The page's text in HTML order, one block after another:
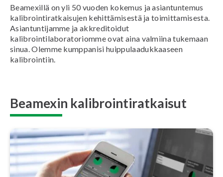
Beamexillä on yli 50 vuoden kokemus ja asiantuntemus
kalibrointiratkaisujen kehittämisestä ja toimittamisesta.
Asiantuntijamme ja akkreditoidut
kalibrointilaboratoriomme ovat aina valmiina tukemaan
sinua. Olemme kumppanisi huippulaadukkaaseen
kalibrointiin.
Beamexin kalibrointiratkaisut